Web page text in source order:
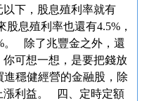
以下，股息殖利率就有
息殖利率也還有4.5%，
。 除了兆豐金之外，還
可想一想，是要把錢放
進穩健經營的金融股，除
漲利益。 四、定時定額